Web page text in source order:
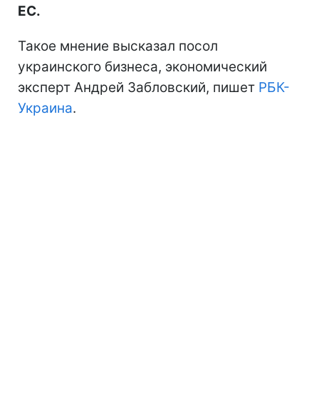
ЕС.
Такое мнение высказал посол
украинского бизнеса, экономический
эксперт Андрей Забловский, пишет РБК-
Украина.